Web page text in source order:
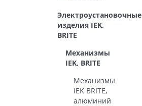
Электроустановочные
изделия IEK,
BRITE
Механизмы
IEK, BRITE
Механизмы
IEK BRITE,
алюминий